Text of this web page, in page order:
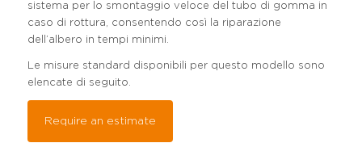
sistema per lo smontaggio veloce del tubo di gomma in
caso di rottura, consentendo così la riparazione
dell’albero in tempi minimi.
Le misure standard disponibili per questo modello sono
elencate di seguito.
Require an estimate